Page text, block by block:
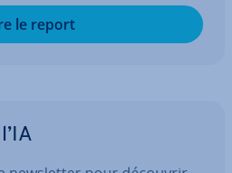
le report